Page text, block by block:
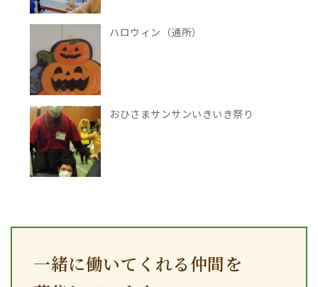
ハロウィン（通所）
おひさまサンサンいきいき祭り
一緒に働いてくれる仲間を